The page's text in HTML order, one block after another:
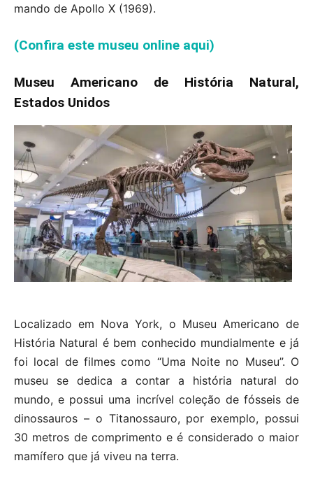
mando de Apollo X (1969).
(Confira este museu online aqui)
Museu Americano de História Natural,
Estados Unidos
Localizado em Nova York, o Museu Americano de
História Natural é bem conhecido mundialmente e já
foi local de filmes como “Uma Noite no Museu”. O
museu se dedica a contar a história natural do
mundo, e possui uma incrível coleção de fósseis de
dinossauros – o Titanossauro, por exemplo, possui
30 metros de comprimento e é considerado o maior
mamífero que já viveu na terra.